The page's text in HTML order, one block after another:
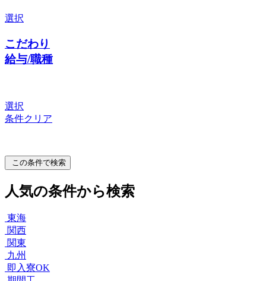
選択
こだわり
給与/職種
選択
条件クリア
この条件で検索
人気の条件から検索
東海
関西
関東
九州
即入寮OK